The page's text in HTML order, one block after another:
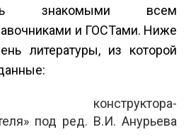
знакомыми всем
и ГОСТами. Ниже
литературы, из которой
конструктора-
под ред. В.И. Анурьева